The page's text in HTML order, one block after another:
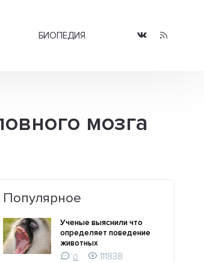
БИОПЕДИЯ
мозга
Популярное
Ученые выяснили что
определяет поведение
животных
0
111838